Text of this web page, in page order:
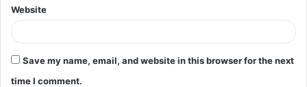
Website
Save my name, email, and website in this browser for the next
time I comment.